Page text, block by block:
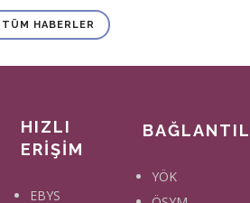
TÜM HABERLER
HIZLI
ERİŞİM
EBYS
YÖK